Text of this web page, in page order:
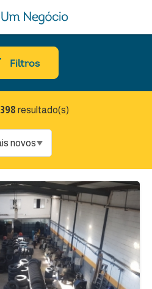
Filtros
398 resultado(s)